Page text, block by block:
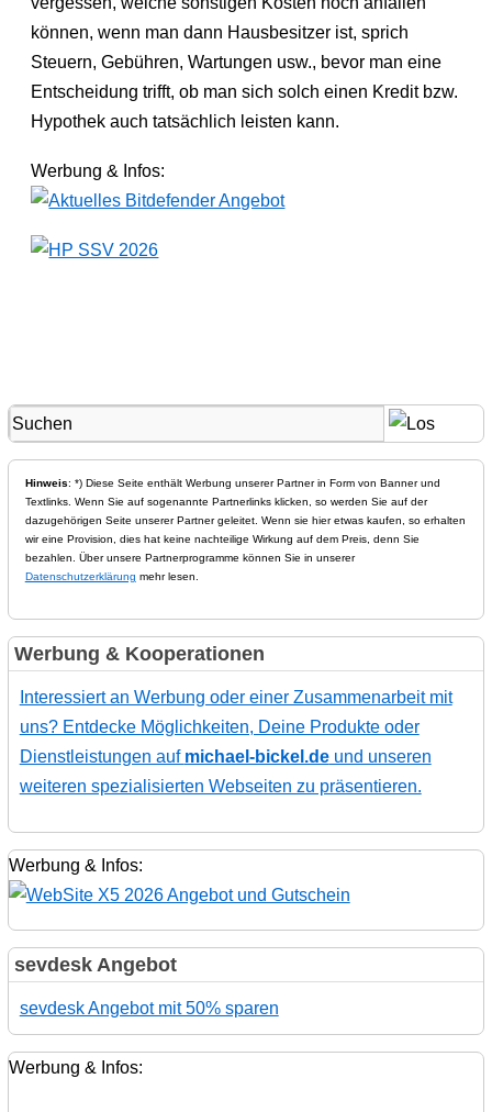
können, wenn man dann Hausbesitzer ist, sprich
Steuern, Gebühren, Wartungen usw., bevor man eine
Entscheidung trifft, ob man sich solch einen Kredit bzw.
Hypothek auch tatsächlich leisten kann.
Werbung & Infos:
Hinweis: *) Diese Seite enthält Werbung unserer Partner in Form von Banner und
Textlinks. Wenn Sie auf sogenannte Partnerlinks klicken, so werden Sie auf der
dazugehörigen Seite unserer Partner geleitet. Wenn sie hier etwas kaufen, so erhalten
wir eine Provision, dies hat keine nachteilige Wirkung auf dem Preis, denn Sie
bezahlen. Über unsere Partnerprogramme können Sie in unserer
Datenschutzerklärung mehr lesen.
Werbung & Kooperationen
Interessiert an Werbung oder einer Zusammenarbeit mit
uns? Entdecke Möglichkeiten, Deine Produkte oder
Dienstleistungen auf michael-bickel.deund unseren
weiteren spezialisierten Webseiten zu präsentieren.
Werbung & Infos:
sevdesk Angebot
sevdesk Angebot mit 50% sparen
Werbung & Infos: